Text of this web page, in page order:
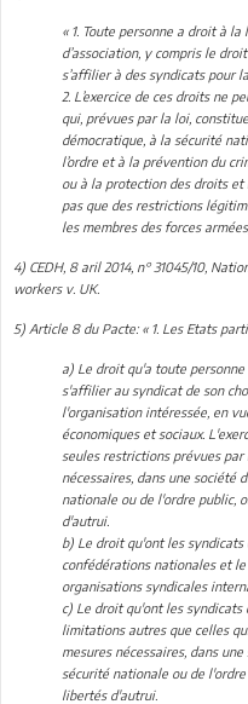
« 1. Toute personne a droit à
d’association, y compris le
s’affilier à des syndicats pour
2. L’exercice de ces droits ne
qui, prévues par la loi,
démocratique, à la sécurité
l’ordre et à la prévention du
ou à la protection des droits et
pas que des restrictions
les membres des forces
4) CEDH, 8 aril 2014, n° 31045/10,
workers v. UK.
5) Article 8 du Pacte: « 1. Les Etats
a) Le droit qu'a toute
s'affilier au syndicat de son
l'organisation intéressée, en
économiques et sociaux.
seules restrictions prévues
nécessaires, dans une société
nationale ou de l'ordre public,
d'autrui.
b) Le droit qu'ont les
confédérations nationales et
organisations syndicales
c) Le droit qu'ont les
limitations autres que celles
mesures nécessaires, dans
sécurité nationale ou de
libertés d'autrui.